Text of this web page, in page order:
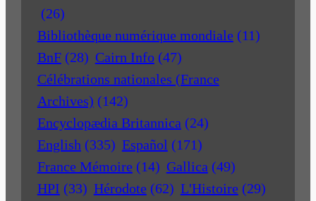
(26)
Bibliothèque numérique mondiale (11)
BnF (28) Cairn Info (47)
Célébrations nationales (France
Archives) (142)
Encyclopædia Britannica (24)
English (335) Español (171)
France Mémoire (14) Gallica (49)
HPI (33) Hérodote (62) L'Histoire (29)